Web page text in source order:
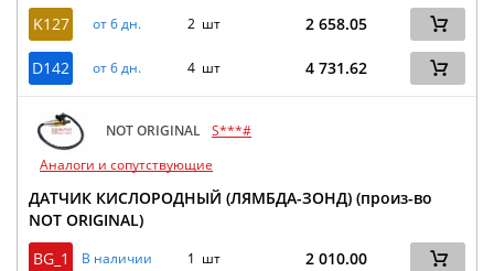
K127 от 6 дн. 2 шт 2 658.05
D142 от 6 дн. 4 шт 4 731.62
NOT ORIGINAL S***#
Аналоги и сопутствующие
ДАТЧИК КИСЛОРОДНЫЙ (ЛЯМБДА-ЗОНД) (произ-во
NOT ORIGINAL)
BG_1
В наличии 1 шт 2 010.00